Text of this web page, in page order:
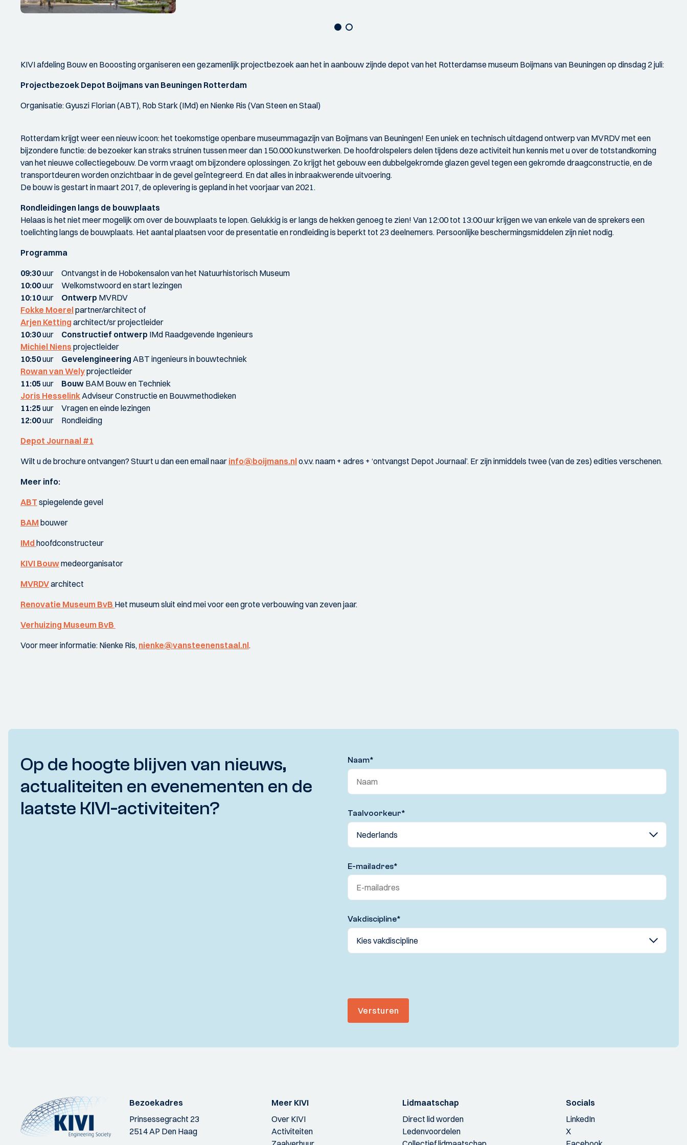
KIVI afdeling Bouw en Booosting organiseren een gezamenlijk projectbezoek aan het in aanbouw zijnde depot van het Rotterdamse museum Boijmans van Beuningen op dinsdag 2 juli:
Projectbezoek Depot Boijmans van Beuningen Rotterdam
Organisatie: Gyuszi Florian (ABT), Rob Stark (IMd) en Nienke Ris (Van Steen en Staal)
Rotterdam krijgt weer een nieuw icoon: het toekomstige openbare museummagazijn van Boijmans van Beuningen! Een uniek en technisch uitdagend ontwerp van MVRDV met een
bijzondere functie: de bezoeker kan straks struinen tussen meer dan 150.000 kunstwerken. De hoofdrolspelers delen tijdens deze activiteit hun kennis met u over de totstandkoming
van het nieuwe collectiegebouw. De vorm vraagt om bijzondere oplossingen. Zo krijgt het gebouw een dubbelgekromde glazen gevel tegen een gekromde draagconstructie, en de
transportdeuren worden onzichtbaar in de gevel geïntegreerd. En dat alles in inbraakwerende uitvoering.
De bouw is gestart in maart 2017, de oplevering is gepland in het voorjaar van 2021.
Rondleidingen langs de bouwplaats
Helaas is het niet meer mogelijk om over de bouwplaats te lopen. Gelukkig is er langs de hekken genoeg te zien! Van 12:00 tot 13:00 uur krijgen we van enkele van de sprekers een
toelichting langs de bouwplaats. Het aantal plaatsen voor de presentatie en rondleiding is beperkt tot 23 deelnemers. Persoonlijke beschermingsmiddelen zijn niet nodig.
Programma
09:30uur Ontvangst in de Hobokensalon van het Natuurhistorisch Museum
10:00uur Welkomstwoord en start lezingen
10:10uur Ontwerp MVRDV
Fokke Moerel partner/architect of
Arjen Ketting architect/sr projectleider
10:30uur Constructief ontwerp IMd Raadgevende Ingenieurs
Michiel Niens projectleider
10:50uur Gevelengineering ABT ingenieurs in bouwtechniek
Rowan van Welyprojectleider
11:05 uur Bouw BAM Bouw en Techniek
Joris HesselinkAdviseur Constructie en Bouwmethodieken
11:25 uur Vragen en einde lezingen
12:00uur Rondleiding
Depot Journaal #1
Wilt u de brochure ontvangen? Stuurt u dan een email naar info@boijmans.nl o.v.v. naam + adres + ‘ontvangst Depot Journaal’. Er zijn inmiddels twee (van de zes) edities verschenen.
Meer info:
ABT spiegelende gevel
BAM bouwer
IMd hoofdconstructeur
KIVI Bouwmedeorganisator
MVRDVarchitect
Renovatie Museum BvB Het museum sluit eind mei voor een grote verbouwing van zeven jaar.
Verhuizing Museum BvB
Voor meer informatie: Nienke Ris, nienke@vansteenenstaal.nl.
Op de hoogte blijven van nieuws,
actualiteiten en evenementen en de
laatste KIVI-activiteiten?
Naam*
Taalvoorkeur*
E-mailadres*
Vakdiscipline*
Versturen
Bezoekadres
Prinsessegracht 23
2514 AP Den Haag
Meer KIVI
Over KIVI
Activiteiten
Lidmaatschap
Direct lid worden
Ledenvoordelen
Socials
LinkedIn
X